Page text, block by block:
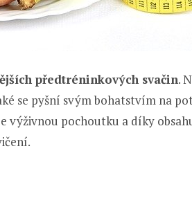
předtréninkových svačin.
se pyšní svým bohatstvím na
výživnou pochoutku a díky